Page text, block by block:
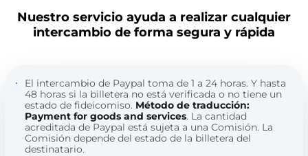
Nuestro servicio ayuda a realizar cualquier
intercambio de forma segura y rápida
El intercambio de Paypal toma de 1 a 24 horas. Y hasta
48 horas si la billetera no está verificada o no tiene un
estado de fideicomiso. Método de traducción:
Payment for goods and services. La cantidad
acreditada de Paypal está sujeta a una Comisión. La
Comisión depende del estado de la billetera del
destinatario.